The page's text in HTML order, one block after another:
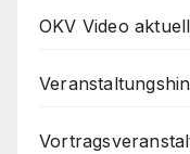
OKV Video aktuell